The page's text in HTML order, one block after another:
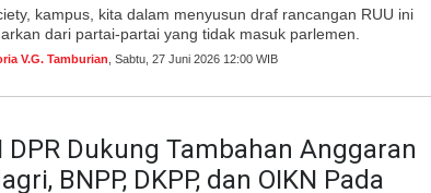
kampus, kita dalam menyusun draf rancangan RUU ini
dari partai-partai yang tidak masuk parlemen.
V.G. Tamburian , Sabtu, 27 Juni 2026 12:00 WIB
DPR Dukung Tambahan Anggaran
BNPP, DKPP, dan OIKN Pada